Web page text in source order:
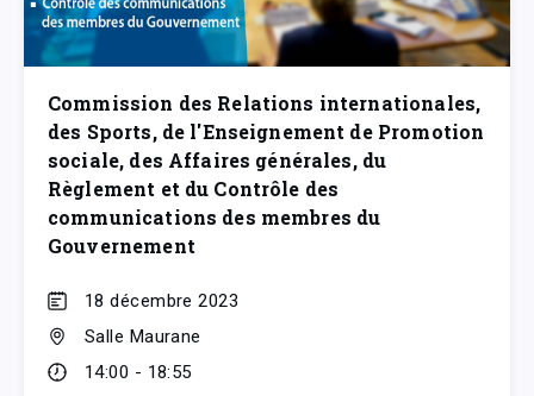
Commission des Relations internationales,
des Sports, de l'Enseignement de Promotion
sociale, des Affaires générales, du
Règlement et du Contrôle des
communications des membres du
Gouvernement
18 décembre 2023
Salle Maurane
14:00 - 18:55